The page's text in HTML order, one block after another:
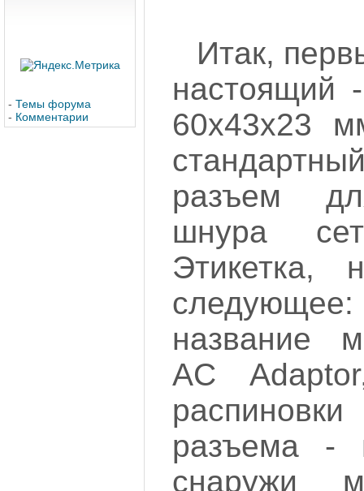
- Темы форума
- Комментарии
Итак,
настоящий
60х43х23
разъем
шнура
Этикетка,
название
AC
разъема -
снаружи